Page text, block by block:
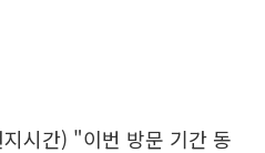
시간) "이번 방문 기간 동